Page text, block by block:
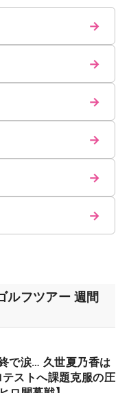
→
→
→
→
→
→
ルフツアー 週間
で涙… 久世夏乃香は
ストへ課題克服の圧